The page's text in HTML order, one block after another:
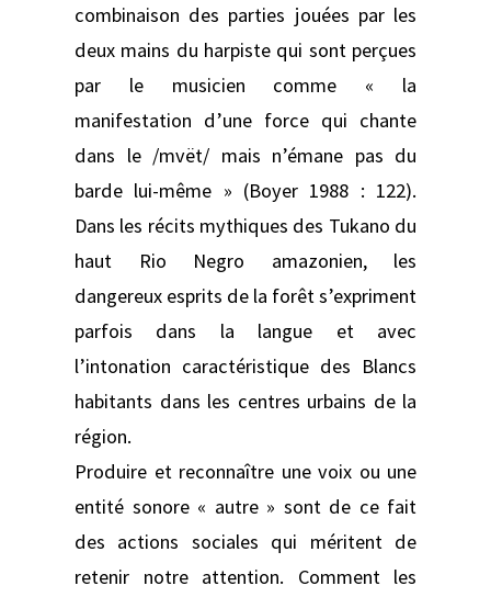
combinaison des parties jouées par les
deux mains du harpiste qui sont perçues
par le musicien comme « la
manifestation d’une force qui chante
dans le /mvët/ mais n’émane pas du
barde lui-même » (Boyer 1988 : 122).
Dans les récits mythiques des Tukano du
haut Rio Negro amazonien, les
dangereux esprits de la forêt s’expriment
parfois dans la langue et avec
l’intonation caractéristique des Blancs
habitants dans les centres urbains de la
région.
Produire et reconnaître une voix ou une
entité sonore « autre » sont de ce fait
des actions sociales qui méritent de
retenir notre attention. Comment les